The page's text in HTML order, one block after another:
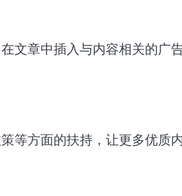
文章中插入与内容相关的广
等方面的扶持，让更多优质